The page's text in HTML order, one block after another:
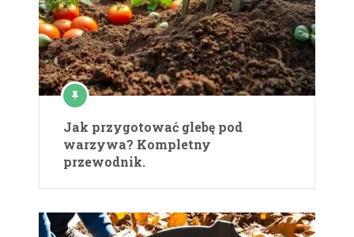
Jak przygotować glebę pod
warzywa? Kompletny
przewodnik.